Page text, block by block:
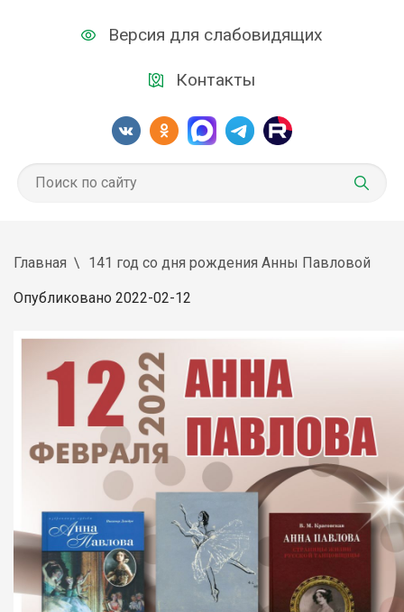
Версия для слабовидящих
Контакты
Главная 141 год со дня рождения Анны Павловой
Опубликовано 2022-02-12